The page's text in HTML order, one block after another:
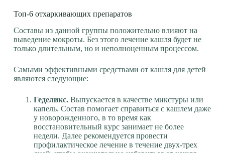
Топ-6 отхаркивающих препаратов
Составы из данной группы положительно влияют на
выведение мокроты. Без этого лечение кашля будет не
только длительным, но и неполноценным процессом.
Самыми эффективными средствами от кашля для детей
являются следующие:
Геделикс. Выпускается в качестве микстуры или
капель. Состав помогает справиться с кашлем даже
у новорожденного, в то время как
восстановительный курс занимает не более
недели. Далее рекомендуется провести
профилактическое лечение в течение двух-трех